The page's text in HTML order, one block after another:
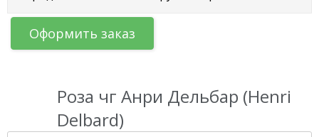
Оформить заказ
Роза чг Анри Дельбар (Henri
Delbard)